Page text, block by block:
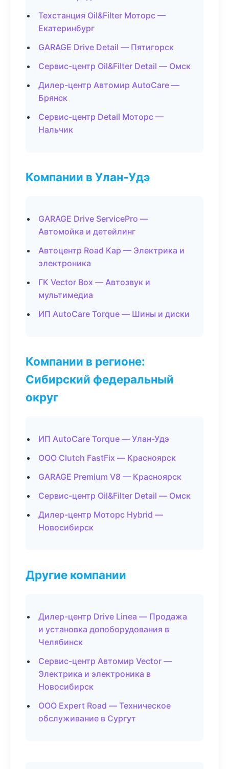
Техстанция Oil&Filter Моторс —
Екатеринбург
GARAGE Drive Detail — Пятигорск
Сервис-центр Oil&Filter Detail — Омск
Дилер-центр Автомир AutoCare —
Брянск
Сервис-центр Detail Моторс —
Нальчик
Компании в Улан-Удэ
GARAGE Drive ServicePro —
Автомойка и детейлинг
Автоцентр Road Кар — Электрика и
электроника
ГК Vector Box — Автозвук и
мультимедиа
ИП AutoCare Torque — Шины и диски
Компании в регионе:
Сибирский федеральный
округ
ИП AutoCare Torque — Улан-Удэ
ООО Clutch FastFix — Красноярск
GARAGE Premium V8 — Красноярск
Сервис-центр Oil&Filter Detail — Омск
Дилер-центр Моторс Hybrid —
Новосибирск
Другие компании
Дилер-центр Drive Linea — Продажа
и установка допоборудования в
Челябинск
Сервис-центр Автомир Vector —
Электрика и электроника в
Новосибирск
ООО Expert Road — Техническое
обслуживание в Сургут